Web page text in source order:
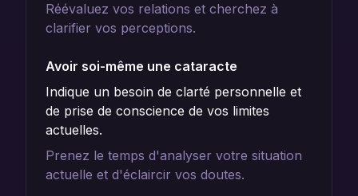
Réévaluez vos relations et cherchez à
clarifier vos perceptions.
Avoir soi-même une cataracte
Indique un besoin de clarté personnelle et
de prise de conscience de vos limites
actuelles.
Prenez le temps d'analyser votre situation
actuelle et d'éclaircir vos doutes.